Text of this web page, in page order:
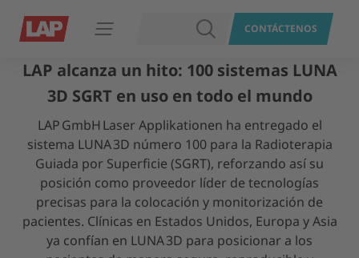
Abrir navegación BUSCARCONTÁCTENOS
LAP alcanza un hito: 100 sistemas LUNA
3D SGRT en uso en todo el mundo
LAP GmbH Laser Applikationen ha entregado el
sistema LUNA 3D número 100 para la Radioterapia
Guiada por Superficie (SGRT), reforzando así su
posición como proveedor líder de tecnologías
precisas para la colocación y monitorización de
pacientes. Clínicas en Estados Unidos, Europa y Asia
ya confían en LUNA 3D para posicionar a los